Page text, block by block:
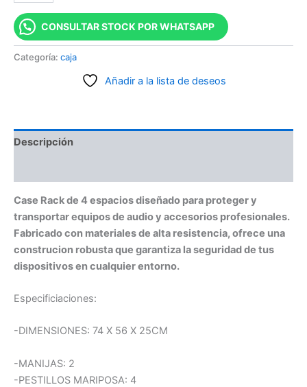
CONSULTAR STOCK POR WHATSAPP
Categoría: caja
Añadir a la lista de deseos
Descripción
Case Rack de 4 espacios diseñado para proteger y
transportar equipos de audio y accesorios profesionales.
Fabricado con materiales de alta resistencia, ofrece una
construcion robusta que garantiza la seguridad de tus
dispositivos en cualquier entorno.
Especificiaciones:
-DIMENSIONES: 74 X 56 X 25CM
-MANIJAS: 2
-PESTILLOS MARIPOSA: 4